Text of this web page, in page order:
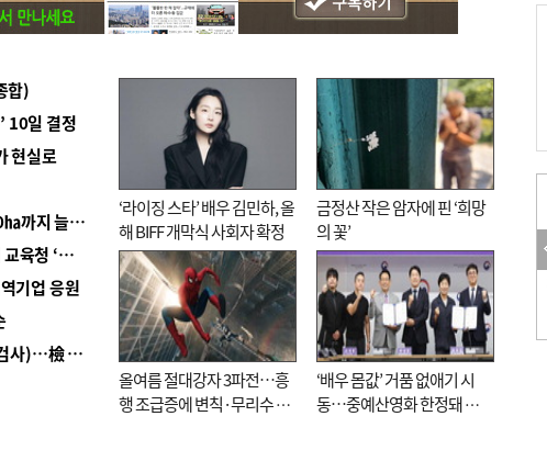
합)
10일 결정
현실로
■ 경남 농정 비전 ‘잘 사는 농촌’…스마트팜 1000㏊까지 늘린다
■ 교육혁신선도지 공모 코앞인데…구·군 난색에 교육청 ‘쩔쩔’
기업 응원
■ 검사 신분 버리고 직급하향(10년 이하 저연차 검사)…檢 중수청행 기피
‘라이징 스타’ 배우 김민하, 올
해 BIFF 개막식 사회자 확정
금정산 작은 암자에 핀 ‘희망
의 꽃’
올여름 절대강자 3파전…흥
행 조급증에 변칙·무리수 마
‘배우 몸값’ 거품 없애기 시
동…중예산영화 한정돼 실